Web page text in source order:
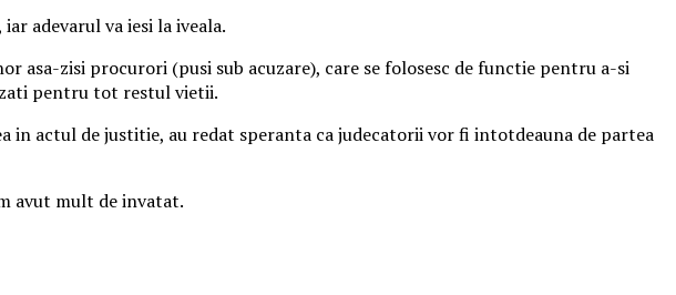
adevarul va iesi la iveala.
asa-zisi procurori (pusi sub acuzare), care se folosesc de functie pentru a-si
pentru tot restul vietii.
actul de justitie, au redat speranta ca judecatorii vor fi intotdeauna de partea
avut mult de invatat.